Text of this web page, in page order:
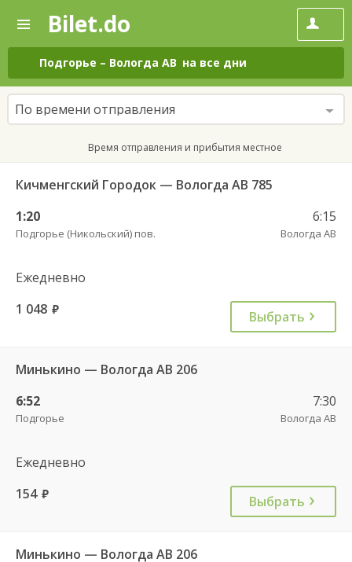
—
Поиск
и
покупка
билетов
на
автобус
онлайн
Bilet.do
Подгорье – Вологда АВ на все дни
По времени отправления
Время отправления и прибытия местное
Кичменгский Городок — Вологда АВ 785
1:20
Подгорье (Никольский) пов.
6:15
Вологда АВ
Ежедневно
1 048 руб. Выбрать
Минькино — Вологда АВ 206
6:52
Подгорье
7:30
Вологда АВ
Ежедневно
154 руб. Выбрать
Минькино — Вологда АВ 206